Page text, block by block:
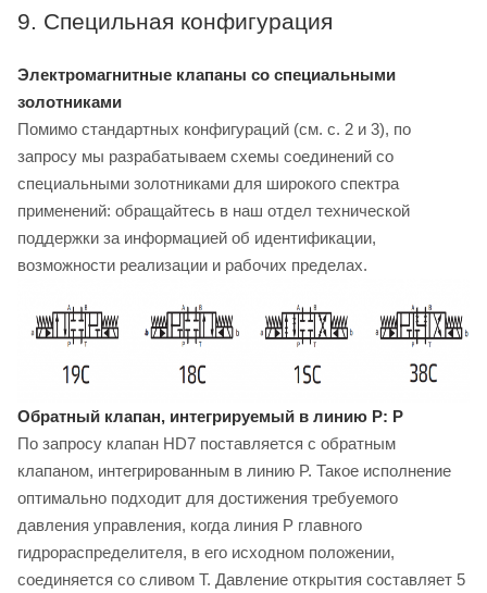
9. Специльная конфигурация
Электромагнитные клапаны со специальными
золотниками
Помимо стандартных конфигураций (см. с. 2 и 3), по
запросу мы разрабатываем схемы соединений со
специальными золотниками для широкого спектра
применений: обращайтесь в наш отдел технической
поддержки за информацией об идентификации,
возможности реализации и рабочих пределах.
Обратный клапан, интегрируемый в линию P: P
По запросу клапан HD7 поставляется с обратным
клапаном, интегрированным в линию P. Такое исполнение
оптимально подходит для достижения требуемого
давления управления, когда линия P главного
гидрораспределителя, в его исходном положении,
соединяется со сливом T. Давление открытия составляет 5